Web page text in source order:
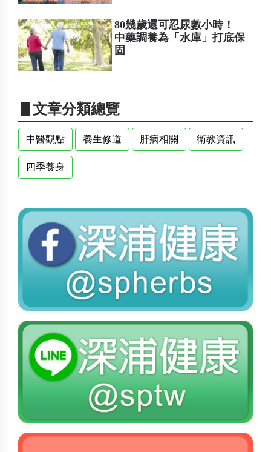
80幾歲還可忍尿數小時！
中藥調養為「水庫」打底保
固
▋文章分類總覽
中醫觀點 養生修道 肝病相關 衛教資訊
四季養身